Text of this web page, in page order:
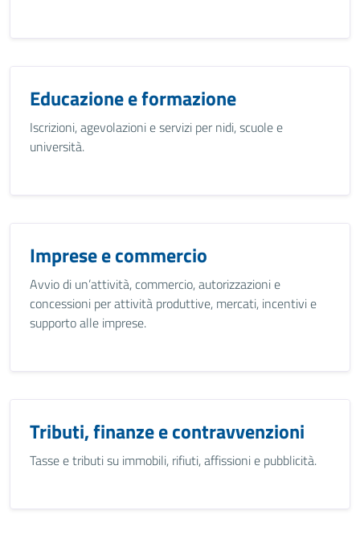
Educazione e formazione
Iscrizioni, agevolazioni e servizi per nidi, scuole e
università.
Imprese e commercio
Avvio di un’attività, commercio, autorizzazioni e
concessioni per attività produttive, mercati, incentivi e
supporto alle imprese.
Tributi, finanze e contravvenzioni
Tasse e tributi su immobili, rifiuti, affissioni e pubblicità.